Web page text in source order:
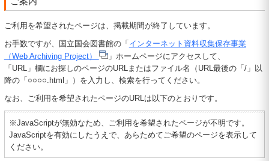
ご利用を希望されたページは、掲載期間が終了しています。
お手数ですが、国立国会図書館の「 インターネット資料収集保存事業
（Web Archiving Project）
」ホームページにアクセスして、
「URL」欄にお探しのページのURLまたはファイル名（URL最後の「/」以
降の「○○○○.html」）を入力し、検索を行ってください。
なお、ご利用を希望されたページのURLは以下のとおりです。
※JavaScriptが無効なため、ご利用を希望されたページが不明です。
JavaScriptを有効にしたうえで、あらためてご希望のページを表示して
ください。